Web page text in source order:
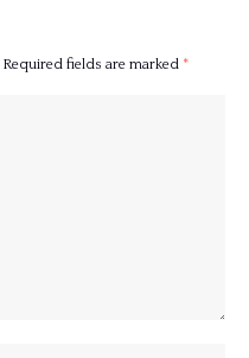
Required fields are marked *